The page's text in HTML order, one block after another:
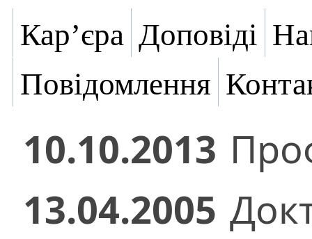
Кар’єра Доповіді
Повідомлення
10.10.2013
13.04.2005